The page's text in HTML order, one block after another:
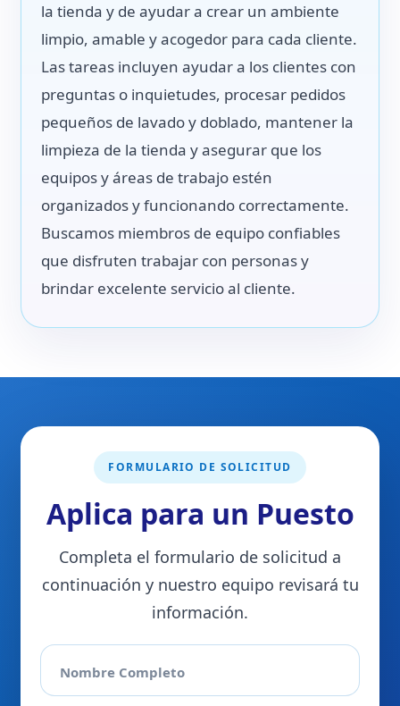
la tienda y de ayudar a crear un ambiente
limpio, amable y acogedor para cada cliente.
Las tareas incluyen ayudar a los clientes con
preguntas o inquietudes, procesar pedidos
pequeños de lavado y doblado, mantener la
limpieza de la tienda y asegurar que los
equipos y áreas de trabajo estén
organizados y funcionando correctamente.
Buscamos miembros de equipo confiables
que disfruten trabajar con personas y
brindar excelente servicio al cliente.
FORMULARIO DE SOLICITUD
Aplica para un Puesto
Completa el formulario de solicitud a
continuación y nuestro equipo revisará tu
información.
Nombre Completo